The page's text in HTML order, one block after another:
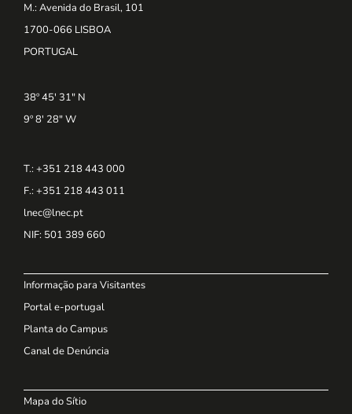
M.: Avenida do Brasil, 101
1700-066 LISBOA
PORTUGAL
38º 45' 31" N
9º 8' 28" W
T.: +351 218 443 000
F.: +351 218 443 011
lnec@lnec.pt
NIF: 501 389 660
Informação para Visitantes
Portal e-portugal
Planta do Campus
Canal de Denúncia
Mapa do Sítio